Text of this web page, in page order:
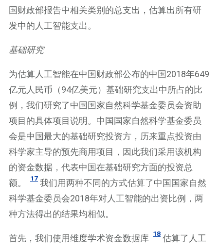
国财政部报告中相关类别的总支出，估算出所有研
发中的人工智能支出。
基础研究
为估算人工智能在中国财政部公布的中国2018年649
亿元人民币（94亿美元）基础研究支出中所占的比
例，我们研究了中国国家自然科学基金委员会资助
项目的具体项目说明。中国国家自然科学基金委员
会是中国最大的基础研究投资方，历来重点投资由
科学家主导的预先商用项目，因此我们采用该机构
的资金数据，代表中国在基础研究方面的投资总
额。
17 我们用两种不同的方式估算了中国国家自然
科学基金委员会2018年对人工智能的出资比例，两
种方法得出的结果均相似。
首先，我们使用维度学术资金数据库 18 估算了人工